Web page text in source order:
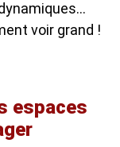
voir grand !
espaces